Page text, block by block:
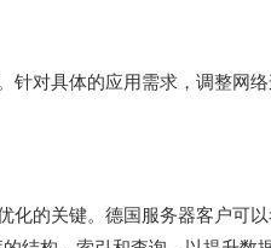
对具体的应用需求，调整网络
的关键。 德国服务器客户可